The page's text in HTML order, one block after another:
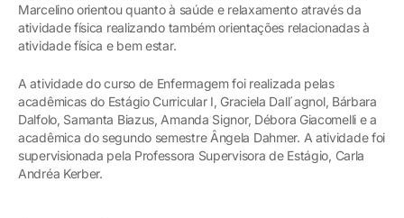
Marcelino orientou quanto à saúde e relaxamento através da
atividade física realizando também orientações relacionadas à
atividade física e bem estar.
A atividade do curso de Enfermagem foi realizada pelas
acadêmicas do Estágio Curricular I, Graciela Dall´agnol, Bárbara
Dalfolo, Samanta Biazus, Amanda Signor, Débora Giacomelli e a
acadêmica do segundo semestre Ângela Dahmer. A atividade foi
supervisionada pela Professora Supervisora de Estágio, Carla
Andréa Kerber.